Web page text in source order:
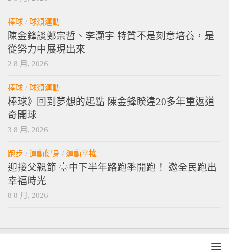
棒球 / 球類運動
陳金鋒談鄭宗哲、李灝宇 特質不是刻意培養，是
從努力中展現出來
2 8 月, 2026
棒球 / 球類運動
棒球》回到夢想的起點 陳金鋒睽違20多年重返道
奇開球
3 8 月, 2026
跑步 / 運動健身 / 運動平權
迎接父親節 臺中下半年路跑季開跑！ 邀全民跑出
幸福時光
8 8 月, 2026